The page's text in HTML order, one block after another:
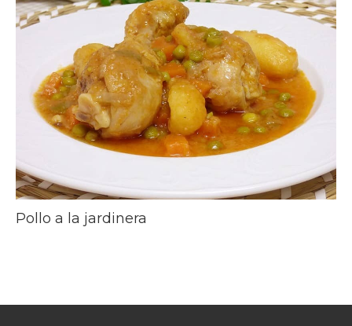
Pollo a la jardinera